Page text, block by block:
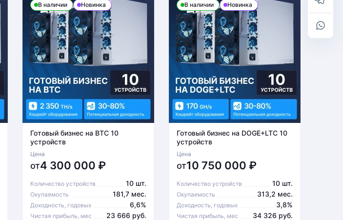
В наличии Новинка
Готовый бизнес на BTC 10
устройств
Цена
от4 300 000 ₽
Количество устройств 10 шт.
Окупаемость 181,7 мес.
Доходность, годовых 6,6%
Чистая прибыль, мес 23 666 руб.
В наличии Новинка
Готовый бизнес на DOGE+LTC 10
устройств
Цена
от10 750 000 ₽
Количество устройств 10 шт.
Окупаемость 313,2 мес.
Доходность, годовых 3,8%
Чистая прибыль, мес 34 326 руб.